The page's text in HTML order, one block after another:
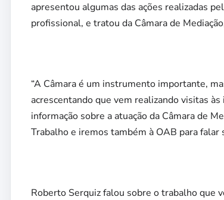
apresentou algumas das ações realizadas
profissional, e tratou da Câmara de
“A Câmara é um instrumento importante,
acrescentando que vem realizando visitas
informação sobre a atuação da Câmara de
Trabalho e iremos também à OAB para falar
Roberto Serquiz falou sobre o trabalho que